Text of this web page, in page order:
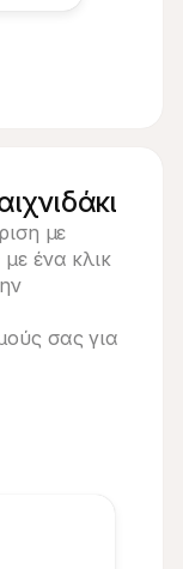
με
ένα κλικ
σας για